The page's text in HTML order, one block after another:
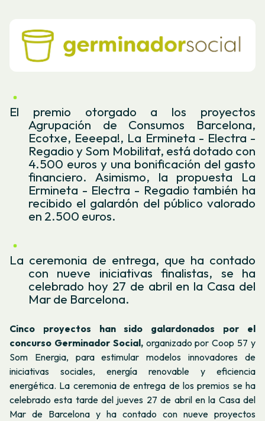
El premio otorgado a los proyectos
Agrupación de Consumos Barcelona,
Ecotxe, Eeeepa!, La Ermineta - Electra -
Regadio y Som Mobilitat, está dotado con
4.500 euros y una bonificación del gasto
financiero. Asimismo, la propuesta La
Ermineta - Electra - Regadio también ha
recibido el galardón del público valorado
en 2.500 euros.
La ceremonia de entrega, que ha contado
con nueve iniciativas finalistas, se ha
celebrado hoy 27 de abril en la Casa del
Mar de Barcelona.
Cinco proyectos han sido galardonados por el
concurso Germinador Social,organizado por Coop 57 y
Som Energia, para estimular modelos innovadores de
iniciativas sociales, energía renovable y eficiencia
energética. La ceremonia de entrega de los premios se ha
celebrado esta tarde del jueves 27 de abril en la Casa del
Mar de Barcelona y ha contado con nueve proyectos